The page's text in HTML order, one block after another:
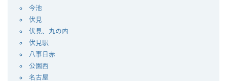
今池
伏見
伏見、丸の内
伏見駅
八事日赤
公園西
名古屋